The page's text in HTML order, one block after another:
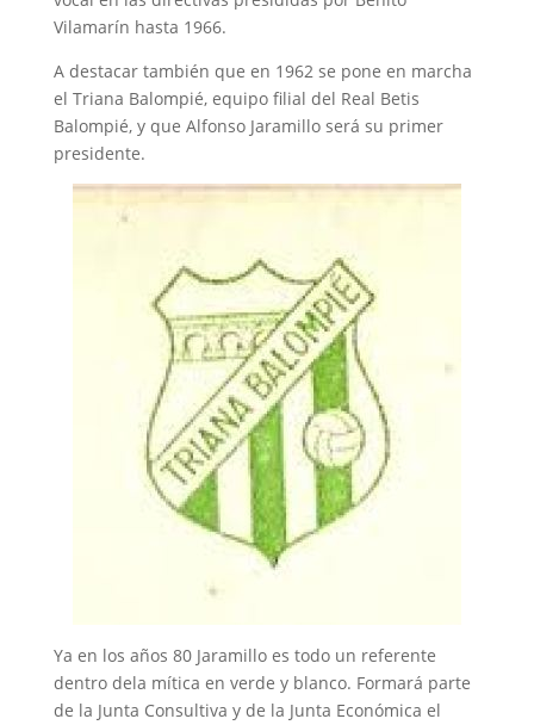
Vilamarín hasta 1966.
A destacar también que en 1962 se pone en marcha
el Triana Balompié, equipo filial del Real Betis
Balompié, y que Alfonso Jaramillo será su primer
presidente.
Ya en los años 80 Jaramillo es todo un referente
dentro dela mítica en verde y blanco. Formará parte
de la Junta Consultiva y de la Junta Económica el